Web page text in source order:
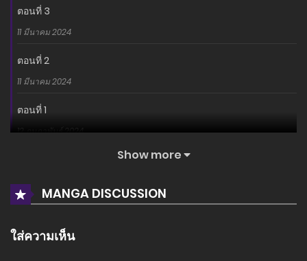
ตอนที่ 3
11 มีนาคม 2024
ตอนที่ 2
11 มีนาคม 2024
ตอนที่ 1
12 กุมภาพันธ์ 2024
Show more
MANGA DISCUSSION
ใส่ความเห็น